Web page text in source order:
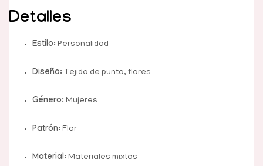
Detalles
Estilo: Personalidad
Diseño: Tejido de punto, flores
Género: Mujeres
Patrón: Flor
Material: Materiales mixtos